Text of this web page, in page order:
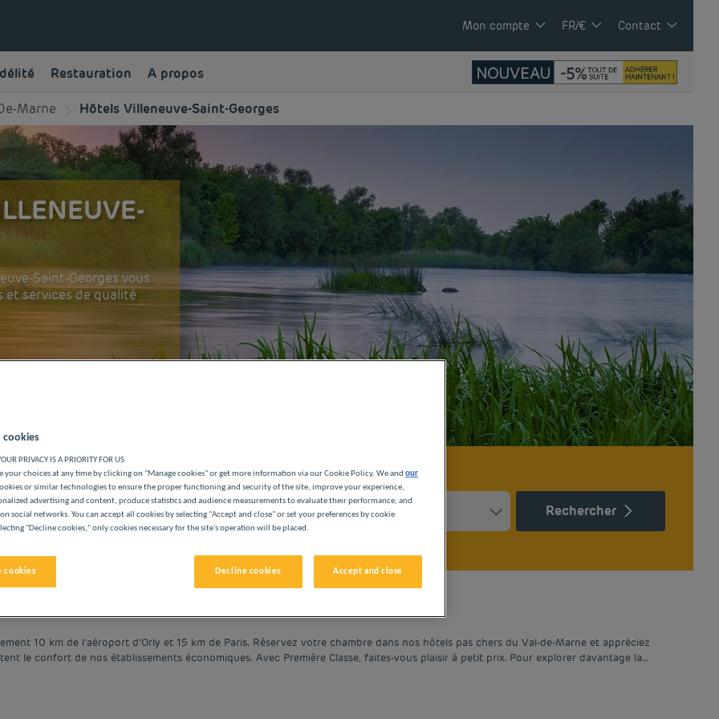
Mon compte FR/€ Contact
Restauration A propos
Marne Hôtels Villeneuve-Saint-Georges
Saint-Georges vous
et services de qualité
PAS CHERS PREMIÈRE CLASSE
Rechercher
10 km de l’aéroport d’Orly et 15 km de Paris. Réservez votre chambre dans nos hôtels pas chers du Val-de-Marne et appréciez
de nos établissements économiques. Avec Première Classe, faites-vous plaisir à petit prix. Pour explorer davantage la
pourront se rendre à
cookies
PRIVACY IS A PRIORITY FOR US
your choices at any time by clicking on "Manage cookies" or get more information via our Cookie Policy. We and our
or similar technologies to ensure the proper functioning and security of the site, improve your experience,
advertising and content, produce statistics and audience measurements to evaluate their performance, and
social networks. You can accept all cookies by selecting "Accept and close" or set your preferences by cookie
"Decline cookies," only cookies necessary for the site's operation will be placed.
cookies Decline cookies Accept and close